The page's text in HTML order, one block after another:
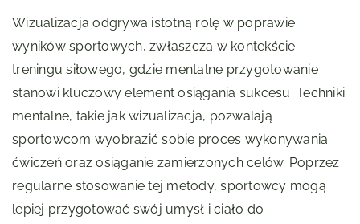
Wizualizacja odgrywa istotną rolę w poprawie
wyników sportowych, zwłaszcza w kontekście
treningu siłowego, gdzie mentalne przygotowanie
stanowi kluczowy element osiągania sukcesu. Techniki
mentalne, takie jak wizualizacja, pozwalają
sportowcom wyobrazić sobie proces wykonywania
ćwiczeń oraz osiąganie zamierzonych celów. Poprzez
regularne stosowanie tej metody, sportowcy mogą
lepiej przygotować swój umysł i ciało do